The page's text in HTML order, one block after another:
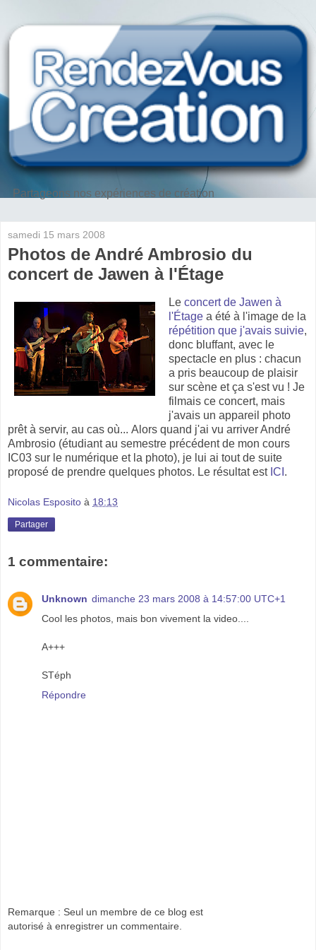
Partageons nos expériences de création
samedi 15 mars 2008
Photos de André Ambrosio du
concert de Jawen à l'Étage
Le concert de Jawen à
l'Étage a été à l'image de la
répétition que j'avais suivie,
donc bluffant, avec le
spectacle en plus : chacun
a pris beaucoup de plaisir
sur scène et ça s'est vu ! Je
filmais ce concert, mais
j'avais un appareil photo
prêt à servir, au cas où... Alors quand j'ai vu arriver André
Ambrosio (étudiant au semestre précédent de mon cours
IC03 sur le numérique et la photo), je lui ai tout de suite
proposé de prendre quelques photos. Le résultat est ICI .
Nicolas Esposito à 18:13
Partager
1 commentaire:
Unknown dimanche 23 mars 2008 à 14:57:00 UTC+1
Cool les photos, mais bon vivement la video....
A+++
STéph
Répondre
Remarque : Seul un membre de ce blog est
autorisé à enregistrer un commentaire.